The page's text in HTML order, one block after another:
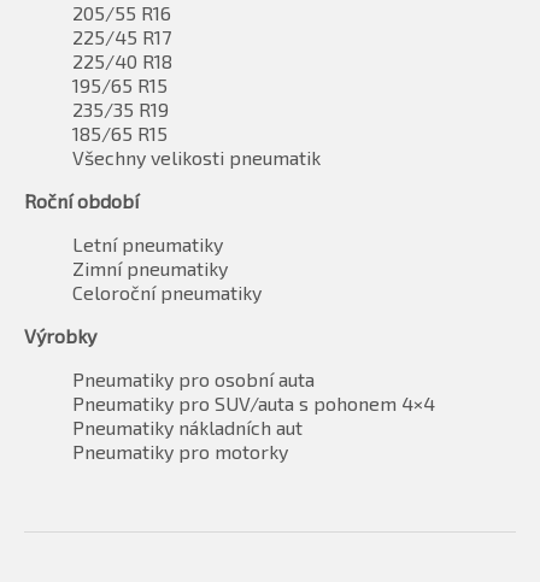
205/55 R16
225/45 R17
225/40 R18
195/65 R15
235/35 R19
185/65 R15
Všechny velikosti pneumatik
Roční období
Letní pneumatiky
Zimní pneumatiky
Celoroční pneumatiky
Výrobky
Pneumatiky pro osobní auta
Pneumatiky pro SUV/auta s pohonem 4×4
Pneumatiky nákladních aut
Pneumatiky pro motorky